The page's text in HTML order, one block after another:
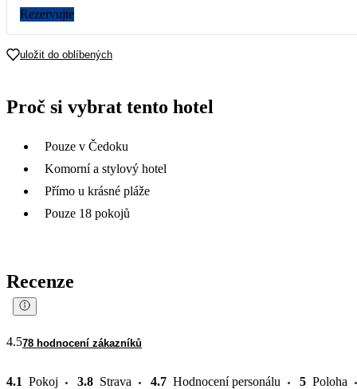
Rezervujte
uložit do oblíbených
Proč si vybrat tento hotel
Pouze v Čedoku
Komorní a stylový hotel
Přímo u krásné pláže
Pouze 18 pokojů
Recenze
4.578 hodnocení zákazníků
4.1 Pokoj 3.8 Strava 4.7 Hodnocení personálu 5 Poloha